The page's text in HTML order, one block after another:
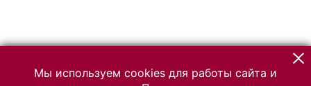
Мы используем cookies для работы сайта и